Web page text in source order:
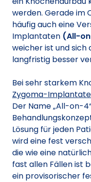
werden. Gerade im
häufig auch eine
Implantaten (All-
weicher ist und sich
langfristig besser
Bei sehr starkem
Zygoma-
Der Name „All-on-
Lösung für jeden
wird eine fest
die wie eine
fast allen Fällen ist
ein provisorischer